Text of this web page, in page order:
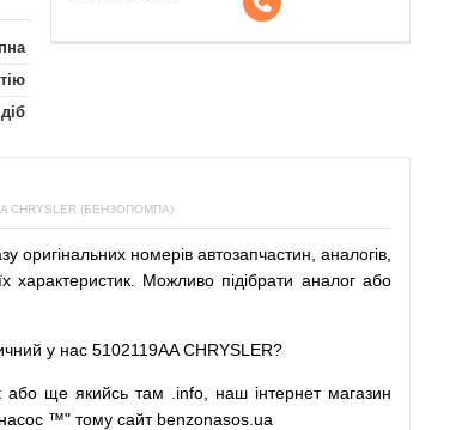
CHRYSLER (БЕНЗОПОМПА)
оригінальних номерів автозапчастин аналогів
характеристик. Можливо підібрати аналог або
у нас 5102119AA CHRYSLER?
або ще якийсь там .info, наш інтернет магазин
™" тому сайт benzonasos.ua